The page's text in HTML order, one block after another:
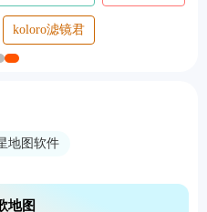
版
koloro滤镜君
地图软件
地图